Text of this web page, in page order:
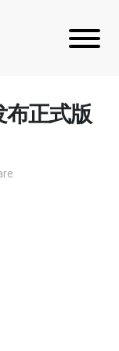
布正式版